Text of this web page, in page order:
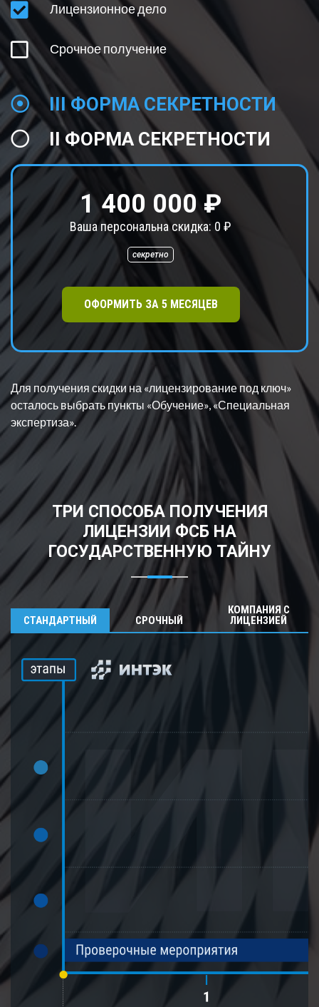
Лицензионное дело
Срочное получение
III ФОРМА СЕКРЕТНОСТИ
II ФОРМА СЕКРЕТНОСТИ
1 400 000 ₽
Ваша персональна скидка: 0 ₽
секретно
ОФОРМИТЬ ЗА 5МЕСЯЦЕВ
Для получения скидки на «лицензирование под ключ»
осталось выбрать пункты «Обучение», «Специальная
экспертиза».
ТРИ СПОСОБА ПОЛУЧЕНИЯ
ЛИЦЕНЗИИ ФСБ НА
ГОСУДАРСТВЕННУЮ ТАЙНУ
СТАНДАРТНЫЙ СРОЧНЫЙ
КОМПАНИЯ С
ЛИЦЕНЗИЕЙ